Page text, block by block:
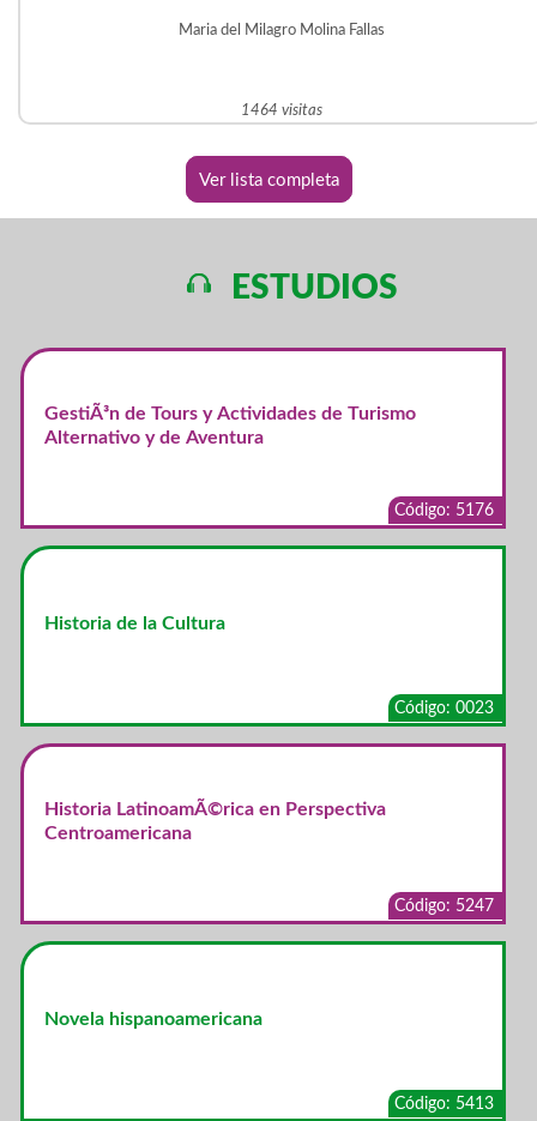
Maria del Milagro Molina Fallas
1464 visitas
Ver lista completa
ESTUDIOS
GestiÃ³n de Tours y Actividades de Turismo
Alternativo y de Aventura
Código: 5176
Historia de la Cultura
Código: 0023
Historia LatinoamÃ©rica en Perspectiva
Centroamericana
Código: 5247
Novela hispanoamericana
Código: 5413